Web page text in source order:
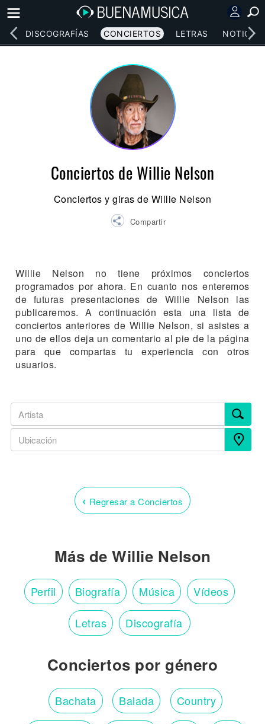
DISCOGRAFÍAS CONCIERTOS LETRAS NOTICIAS
Conciertos de Willie Nelson
Conciertos y giras de Willie Nelson
Compartir
Willie Nelson no tiene próximos conciertos
programados por ahora. En cuanto nos enteremos
de futuras presentaciones de Willie Nelson las
publicaremos. A continuación esta una lista de
conciertos anteriores de Willie Nelson, si asistes a
uno de ellos deja un comentario al pie de la página
para que compartas tu experiencia con otros
usuarios.
‹ Regresar a Conciertos
Más de Willie Nelson
Perfil Biografía Música Vídeos
Letras Discografía
Conciertos por género
Bachata Balada Country